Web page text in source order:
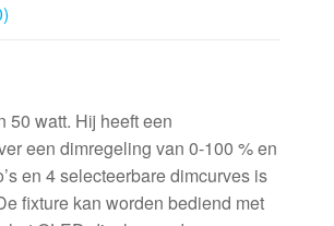
50 watt. Hij heeft een
een dimregeling van 0-100 % en
en 4 selecteerbare dimcurves is
fixture kan worden bediend met